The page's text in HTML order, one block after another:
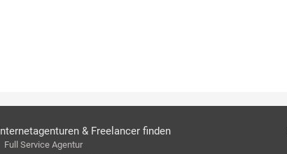
& Freelancer finden
Full Service Agentur